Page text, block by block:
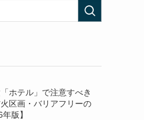
ホテル」で注意すべき
区画・バリアフリーの
版】